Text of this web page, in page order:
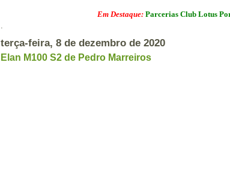
Em Destaque:Parcerias Club Lotus Portugal
terça-feira, 8 de dezembro de 2020
Elan M100 S2 de Pedro Marreiros